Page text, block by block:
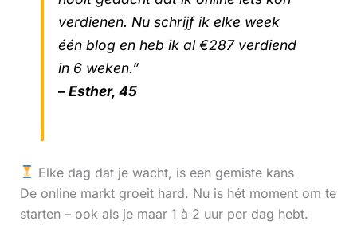
verdienen. Nu schrijf ik elke week
één blog en heb ik al €287 verdiend
in 6 weken.”
– Esther, 45
Elke dag dat je wacht, is een gemiste kans
De online markt groeit hard. Nu is hét moment om te
starten – ook als je maar 1 à 2 uur per dag hebt.